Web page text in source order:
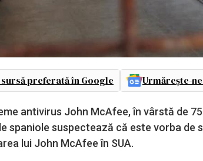
sursă preferată în Google Urmărește-
antivirus John McAfee, în vârstă de
spaniole suspectează că este vorba de
lui John McAfee în SUA.